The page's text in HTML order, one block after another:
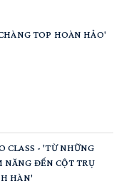
TOP HOÀN HẢO'
CLASS - 'TỪ NHỮNG
NĂNG ĐẾN CỘT TRỤ
HÀN'